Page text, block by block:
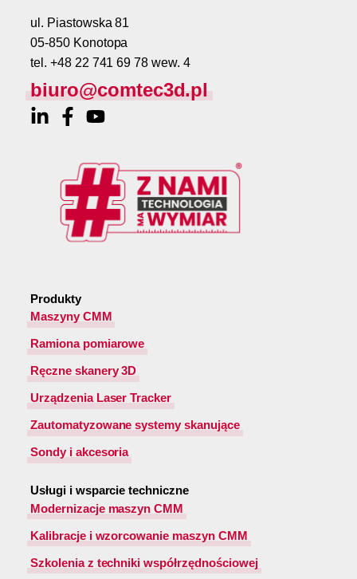
ul. Piastowska 81
05-850 Konotopa
tel. +48 22 741 69 78 wew. 4
biuro@comtec3d.pl
Produkty
Maszyny CMM
Ramiona pomiarowe
Ręczne skanery 3D
Urządzenia Laser Tracker
Zautomatyzowane systemy skanujące
Sondy i akcesoria
Usługi i wsparcie techniczne
Modernizacje maszyn CMM
Kalibracje i wzorcowanie maszyn CMM
Szkolenia z techniki współrzędnościowej